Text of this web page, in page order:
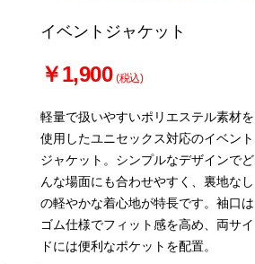
イベントジャケット
￥1,900 (税込)
軽量で扱いやすいポリエステル素材を
使用したユニセックス対応のイベント
ジャケット。シンプルなデザインでど
んな場面にも合わせやすく、裏地なし
の軽やかな着心地が特長です。袖口は
ゴム仕様でフィット感を高め、両サイ
ドには便利なポケットを配置。